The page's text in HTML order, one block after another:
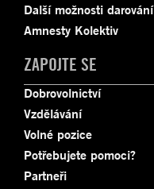
Další možnosti darování
Amnesty Kolektiv
ZAPOJTE SE
Dobrovolnictví
Vzdělávání
Volné pozice
Potřebujete pomoci?
Partneři